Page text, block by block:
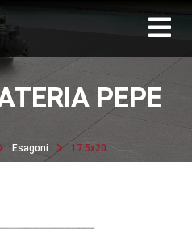
PEPE
Esagoni 17.5x20